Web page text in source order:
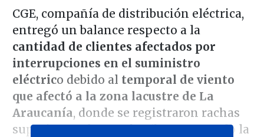
CGE, compañía de distribución eléctrica,
entregó un balance respecto a la
cantidad de clientes afectados por
interrupciones en el suministro
eléctrico debido al temporal de viento
que afectó a la zona lacustre de La
Araucanía, donde se registraron rachas
superiores a los 120 km/h, provocando la